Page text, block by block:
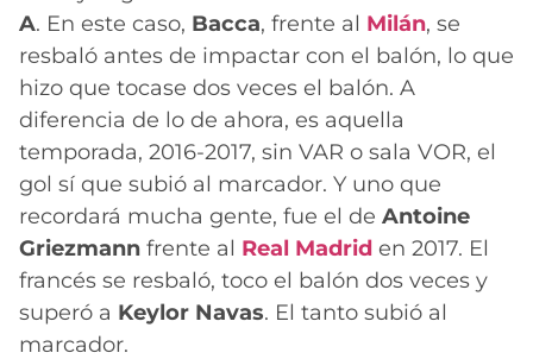
A. En este caso, Bacca, frente al Milán, se
resbaló antes de impactar con el balón, lo que
hizo que tocase dos veces el balón. A
diferencia de lo de ahora, es aquella
temporada, 2016-2017, sin VAR o sala VOR, el
gol sí que subió al marcador. Y uno que
recordará mucha gente, fue el de Antoine
Griezmann frente al Real Madrid en 2017. El
francés se resbaló, toco el balón dos veces y
superó a Keylor Navas. El tanto subió al
marcador.